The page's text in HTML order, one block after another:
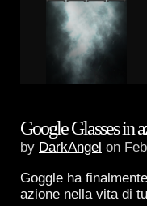
Google Glasses in
by DarkAngel on
Goggle ha
azione nella vita di